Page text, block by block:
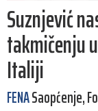
Suznjević
takmičenju
Italiji
FENASaopćenje,